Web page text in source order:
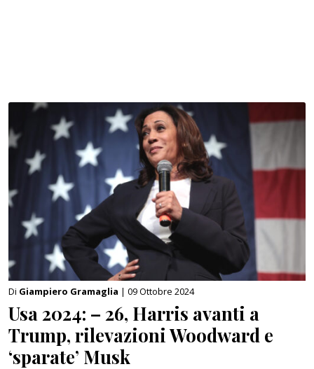
Di Giampiero Gramaglia | 09 Ottobre 2024
Usa 2024: – 26, Harris avanti a
Trump, rilevazioni Woodward e
‘sparate’ Musk